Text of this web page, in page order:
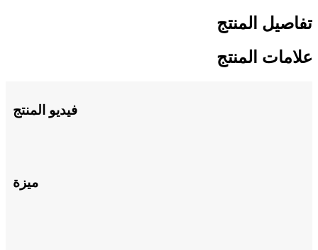
تفاصيل المنتج
علامات المنتج
فيديو المنتج
ميزة